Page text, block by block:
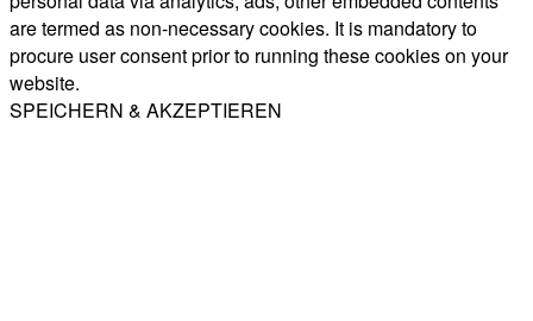
are termed as non-necessary cookies. It is mandatory to
procure user consent prior to running these cookies on your
website.
SPEICHERN & AKZEPTIEREN